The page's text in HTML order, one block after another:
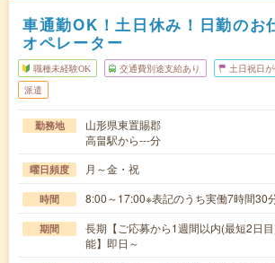
車通勤OK！土日休み！日勤のお
オペレーター
職種未経験OK 交通費別途支給あり 土日祝日
派遣
勤務地
山形県東置賜郡
高畠駅から---分
曜日頻度 月～金・祝
時間 8:00～17:00※表記のうち実働7時間30分
期間
長期【ご応募から1週間以内(最短2日
能】即日～